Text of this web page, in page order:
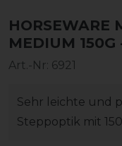
HORSEWARE
MEDIUM 150G
Art.-Nr: 6921
Sehr leichte und
Steppoptik mit